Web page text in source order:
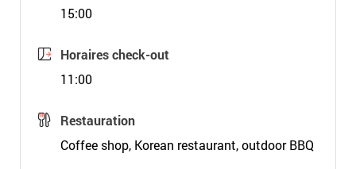
15:00
Horaires check-out
11:00
Restauration
Coffee shop, Korean restaurant, outdoor BBQ